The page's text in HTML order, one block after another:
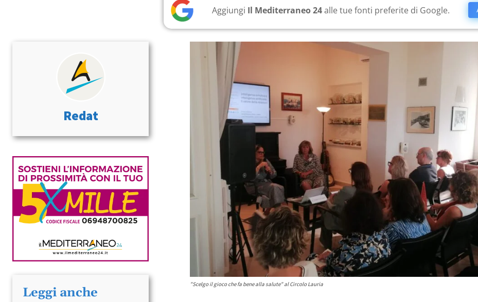
Aggiungi Il Mediterraneo 24alle tue fonti preferite di Google.
Redat
Leggi anche
"Scelgo il gioco che fa bene alla salute" al Circolo Lauria